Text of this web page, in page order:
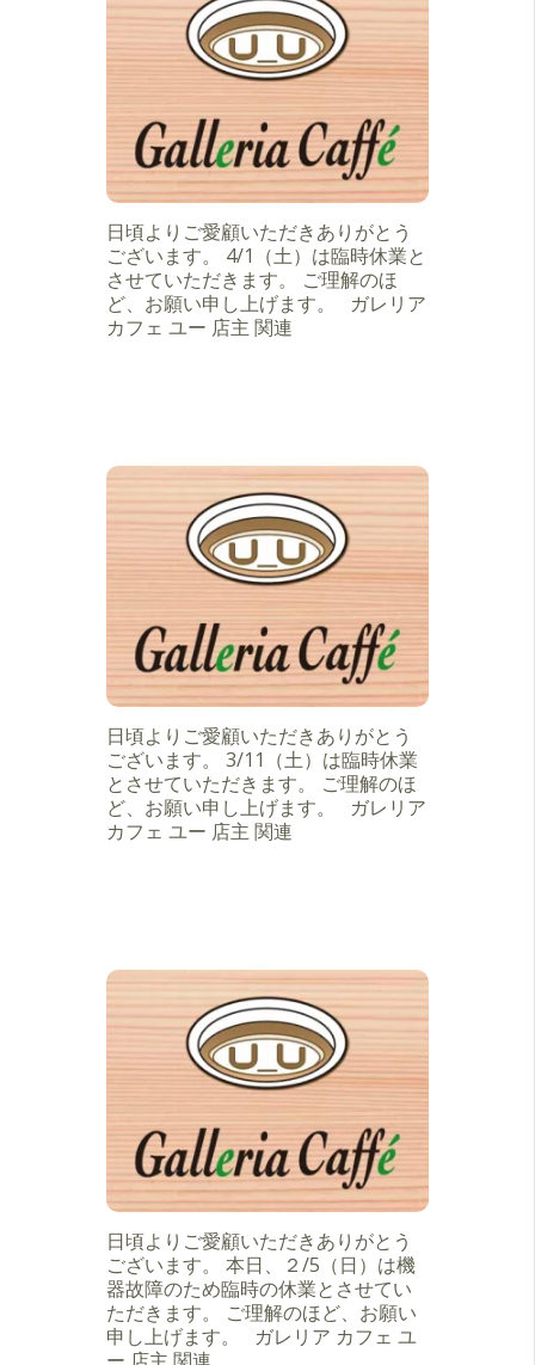
日頃よりご愛顧いただきありがとう
ございます。 4/1（土）は臨時休業と
させていただきます。 ご理解のほ
ど、お願い申し上げます。 ガレリア
カフェ ユー 店主 関連
日頃よりご愛顧いただきありがとう
ございます。 3/11（土）は臨時休業
とさせていただきます。 ご理解のほ
ど、お願い申し上げます。 ガレリア
カフェ ユー 店主 関連
日頃よりご愛顧いただきありがとう
ございます。 本日、２/5（日）は機
器故障のため臨時の休業とさせてい
ただきます。 ご理解のほど、お願い
申し上げます。 ガレリア カフェ ユ
ー 店主 関連